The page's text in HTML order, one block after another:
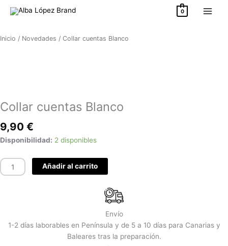
0
Inicio / Novedades / Collar cuentas Blanco
Collar cuentas Blanco
9,90 €
Disponibilidad: 2 disponibles
Collar
Blanco
cantidad
Añadir al carrito
Envío
1-2 días laborables en Península y de 5 a 10 días para Canarias y
Baleares tras la preparación.